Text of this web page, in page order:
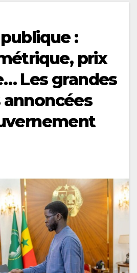
:
prix
Les grandes